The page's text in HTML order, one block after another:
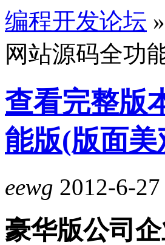
编程开发论坛 »
网站源码全功
查看完整版
能版(版面
eewg 2012-6-
豪华版公司